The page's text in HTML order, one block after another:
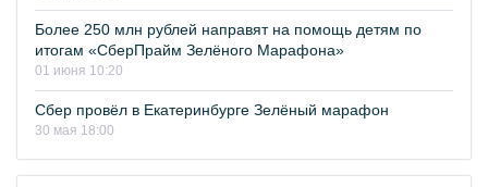
Более 250 млн рублей направят на помощь детям по
итогам «СберПрайм Зелёного Марафона»
01 июня 10:20
Сбер провёл в Екатеринбурге Зелёный марафон
30 мая 18:00